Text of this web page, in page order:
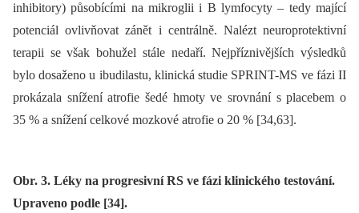
inhibitory) působícími na mikroglii i B lymfocyty –⁠ tedy mající
potenciál ovlivňovat zánět i centrálně. Nalézt neuroprotektivní
terapii se však bohužel stále nedaří. Nejpříznivějších výsledků
bylo dosaženo u ibudilastu, klinická studie SPRINT-MS ve fázi II
prokázala snížení atrofie šedé hmoty ve srovnání s placebem o
35 % a snížení celkové mozkové atrofie o 20 % [34,63].
Obr. 3. Léky na progresivní RS ve fázi klinického testování.
Upraveno podle [34].